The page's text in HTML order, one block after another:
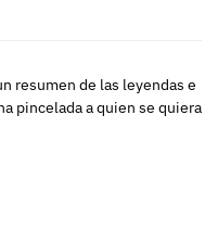
resumen de las leyendas e
pincelada a quien se quiera